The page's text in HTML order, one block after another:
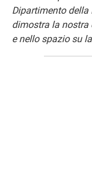
Dipartimento della
dimostra la nostra
e nello spazio su